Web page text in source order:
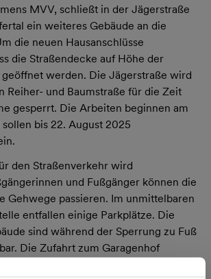
MVV, schließt in der Jägerstraße
ein weiteres Gebäude an die
die neuen Hausanschlüsse
die Straßendecke auf Höhe der
werden. Die Jägerstraße wird
Reiher- und Baumstraße für die Zeit
gesperrt. Die Arbeiten beginnen am
bis 22. August 2025
den Straßenverkehr wird
und Fußgänger können die
Gehwege passieren. Im unmittelbaren
entfallen einige Parkplätze. Die
sind während der Sperrung zu Fuß
Die Zufahrt zum Garagenhof